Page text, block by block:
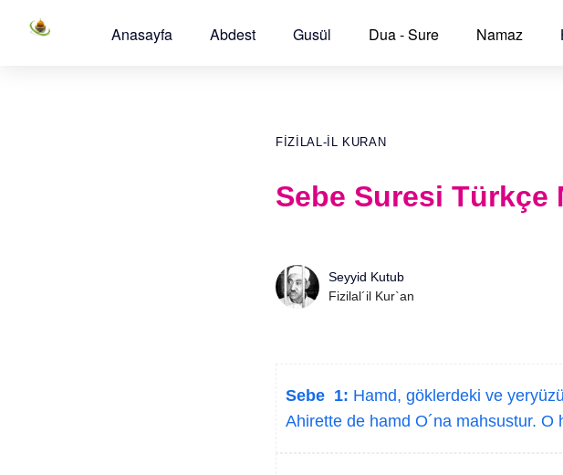
Anasayfa Abdest Gusül Dua - Sure Namaz
FIZILAL-IL KURAN
Sebe Suresi Türkçe
Seyyid Kutub
Fizilal´il Kur`an
Sebe 1: Hamd, göklerdeki ve
Ahirette de hamd O´na mahsustur.